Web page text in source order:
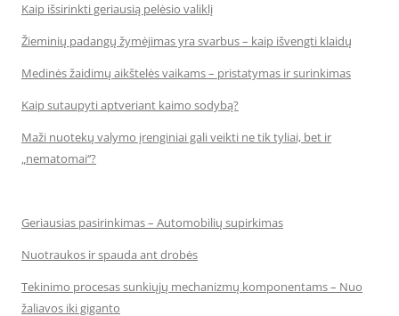
Kaip išsirinkti geriausią pelėsio valiklį
Žieminių padangų žymėjimas yra svarbus – kaip išvengti klaidų
Medinės žaidimų aikštelės vaikams – pristatymas ir surinkimas
Kaip sutaupyti aptveriant kaimo sodybą?
Maži nuotekų valymo įrenginiai gali veikti ne tik tyliai, bet ir
„nematomai‘‘?
Geriausias pasirinkimas – Automobilių supirkimas
Nuotraukos ir spauda ant drobės
Tekinimo procesas sunkiųjų mechanizmų komponentams – Nuo
žaliavos iki giganto